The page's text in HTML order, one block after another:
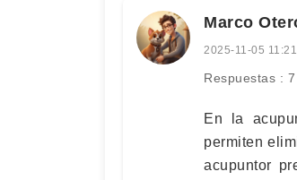
Marco
2025-11-05
Respuestas : 7
En la
permiten
acupuntor